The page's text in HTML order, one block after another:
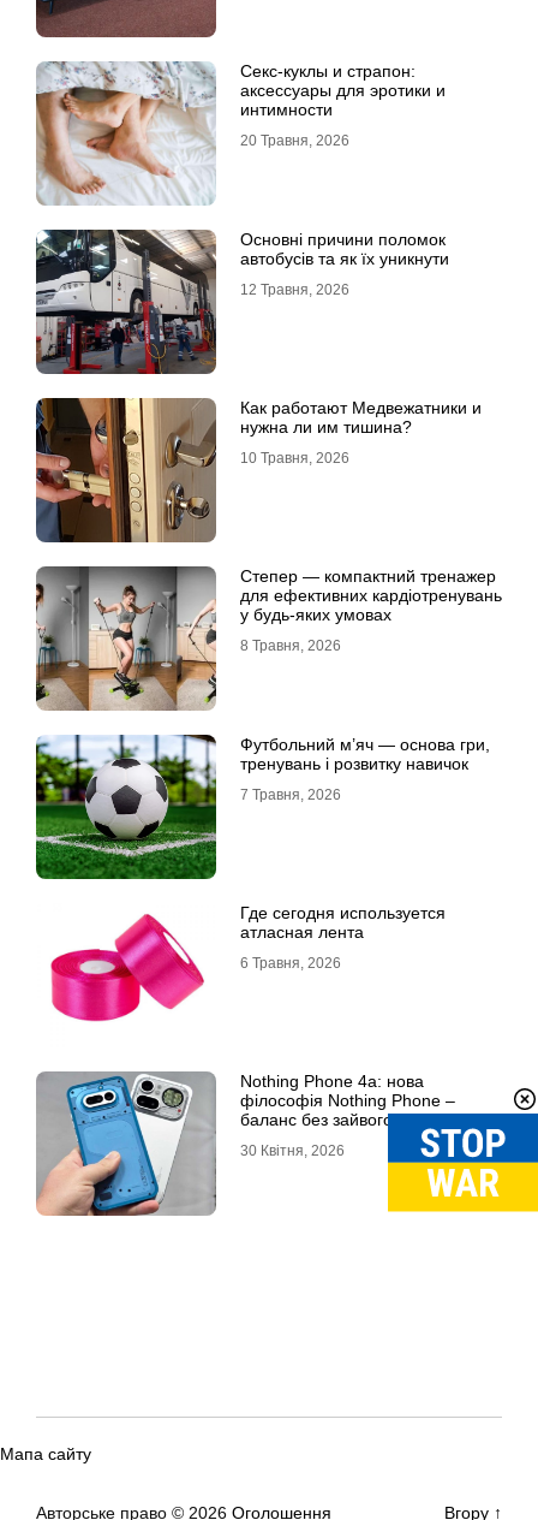
Секс-куклы и страпон:
аксессуары для эротики и
интимности
20 Травня, 2026
Основні причини поломок
автобусів та як їх уникнути
12 Травня, 2026
Как работают Медвежатники и
нужна ли им тишина?
10 Травня, 2026
Степер — компактний тренажер
для ефективних кардіотренувань
у будь-яких умовах
8 Травня, 2026
Футбольний м’яч — основа гри,
тренувань і розвитку навичок
7 Травня, 2026
Где сегодня используется
атласная лента
6 Травня, 2026
Nothing Phone 4a: нова
філософія Nothing Phone –
баланс без зайвого
30 Квітня, 2026
Мапа сайту
Авторське право © 2026 Оголошення Вгору ↑